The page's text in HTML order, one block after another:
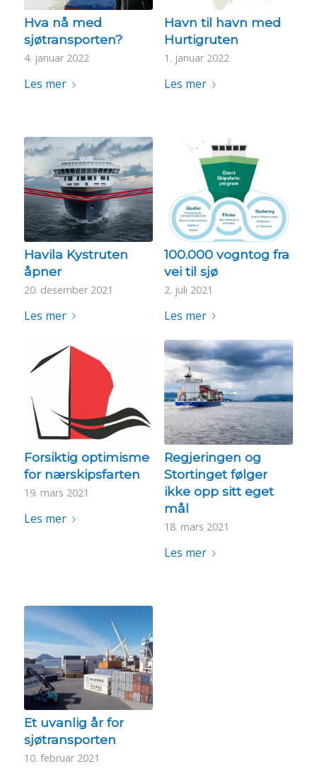
Hva nå med
sjøtransporten?
4. januar 2022
Les mer
Havn til havn med
Hurtigruten
1. januar 2022
Les mer
Havila Kystruten
åpner
20. desember 2021
Les mer
100.000 vogntog fra
vei til sjø
2. juli 2021
Les mer
Forsiktig optimisme
for nærskipsfarten
19. mars 2021
Les mer
Regjeringen og
Stortinget følger
ikke opp sitt eget
mål
18. mars 2021
Les mer
Et uvanlig år for
sjøtransporten
10. februar 2021